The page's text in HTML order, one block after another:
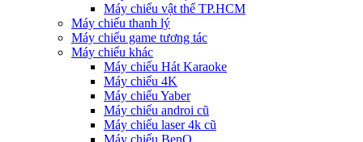
Máy chiếu vật thể TP.HCM
Máy chiếu thanh lý
Máy chiếu game tương tác
Máy chiếu khác
Máy chiếu Hát Karaoke
Máy chiếu 4K
Máy chiếu Yaber
Máy chiếu androi cũ
Máy chiếu laser 4k cũ
Máy chiếu BenQ